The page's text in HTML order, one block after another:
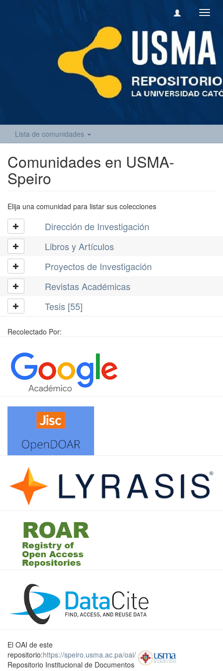
Lista de comunidades
Comunidades en USMA-
Speiro
Elija una comunidad para listar sus colecciones
Dirección de Investigación
Libros y Artículos
Proyectos de Investigación
Revistas Académicas
Tesis [55]
Recolectado Por:
El OAI de este
repositorio:https://speiro.usma.ac.pa/oai/
Repositorio Institucional de Documentos